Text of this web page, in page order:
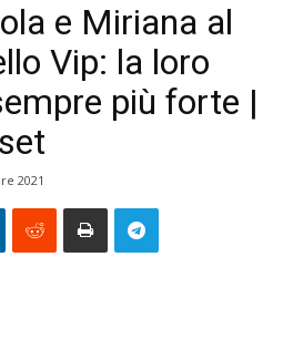
e Miriana al
Vip: la loro
più forte |
2021